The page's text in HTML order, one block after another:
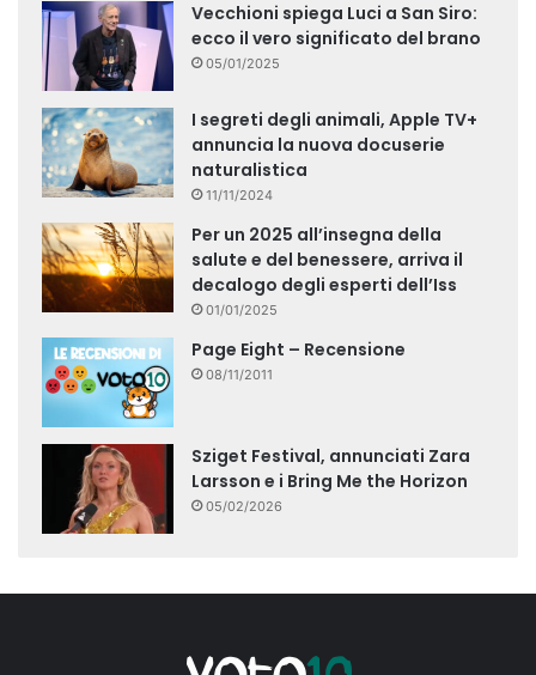
Vecchioni spiega Luci a San Siro:
ecco il vero significato del brano
05/01/2025
I segreti degli animali, Apple TV+
annuncia la nuova docuserie
naturalistica
11/11/2024
Per un 2025 all’insegna della
salute e del benessere, arriva il
decalogo degli esperti dell’Iss
01/01/2025
Page Eight – Recensione
08/11/2011
Sziget Festival, annunciati Zara
Larsson e i Bring Me the Horizon
05/02/2026